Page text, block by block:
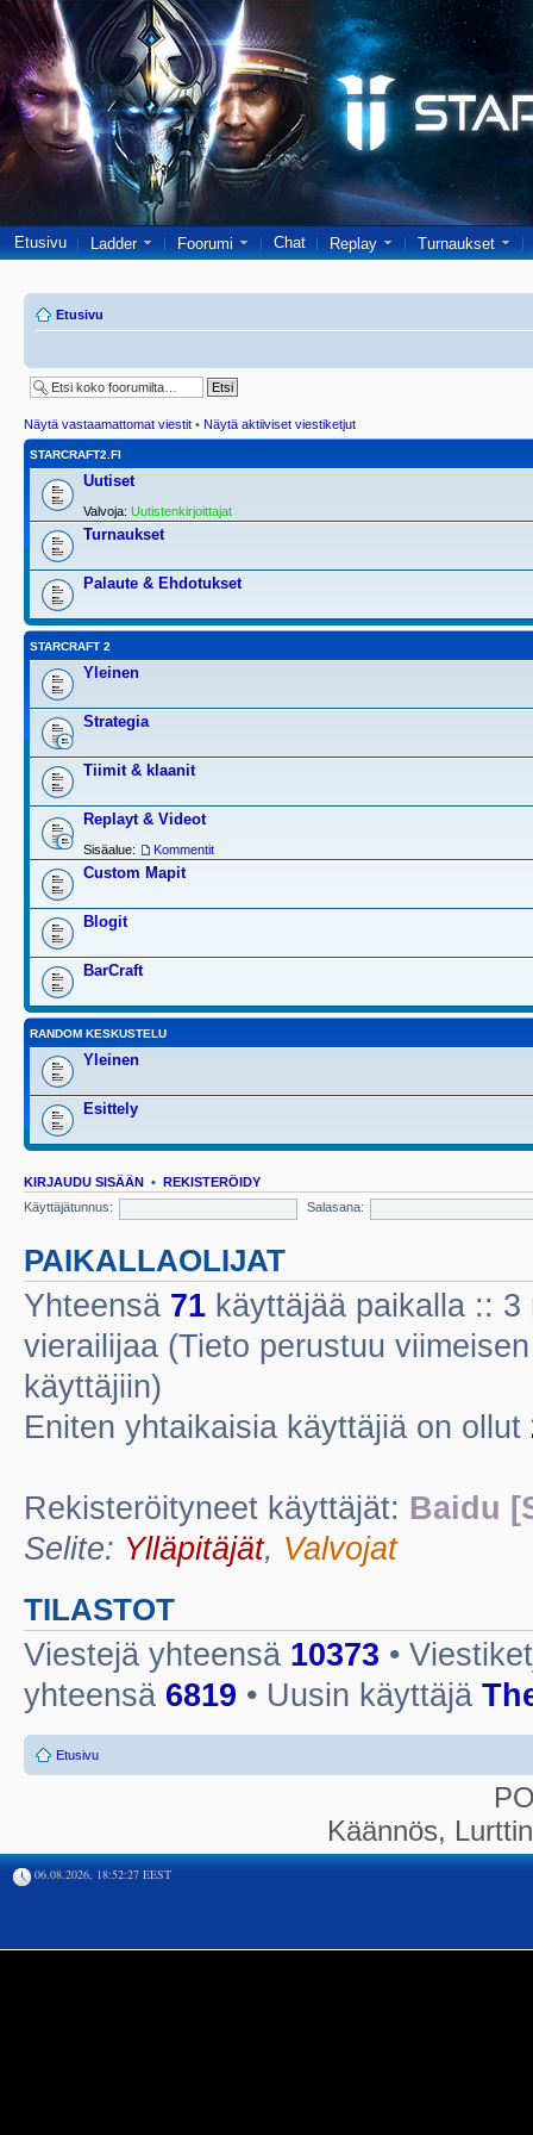
Etusivu Ladder Foorumi Chat Replay Turnaukset
Etusivu
Näytä vastaamattomat viestit • Näytä aktiiviset viestiketjut
STARCRAFT2.FI
Uutiset
Valvoja: Uutistenkirjoittajat
Turnaukset
Palaute & Ehdotukset
STARCRAFT 2
Yleinen
Strategia
Tiimit & klaanit
Replayt & Videot
Sisäalue: Kommentit
Custom Mapit
Blogit
BarCraft
RANDOM KESKUSTELU
Yleinen
Esittely
KIRJAUDU SISÄÄN • REKISTERÖIDY
Käyttäjätunnus:
Salasana:
PAIKALLAOLIJAT
Yhteensä 71 käyttäjää paikalla ::
vierailijaa (Tieto perustuu
käyttäjiin)
Eniten yhtaikaisia käyttäjiä on ollut
Rekisteröityneet käyttäjät: Baidu
Selite: Ylläpitäjät, Valvojat
TILASTOT
Viestejä yhteensä 10373 •
yhteensä 6819 • Uusin käyttäjä
Etusivu
Käännös,
06.08.2026, 18:52:27 EEST